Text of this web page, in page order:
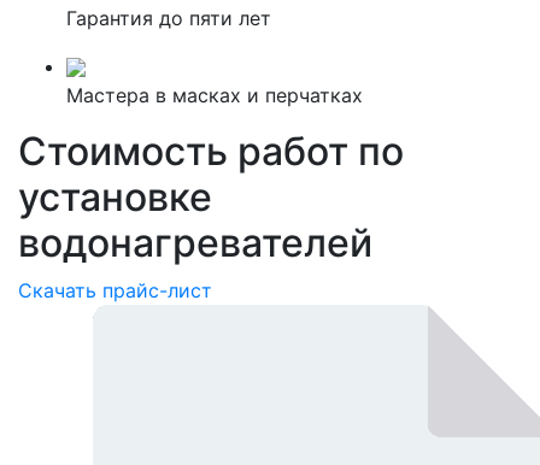
Гарантия до пяти лет
Мастера в масках и перчатках
Стоимость работ по
установке
водонагревателей
Скачать прайс-лист